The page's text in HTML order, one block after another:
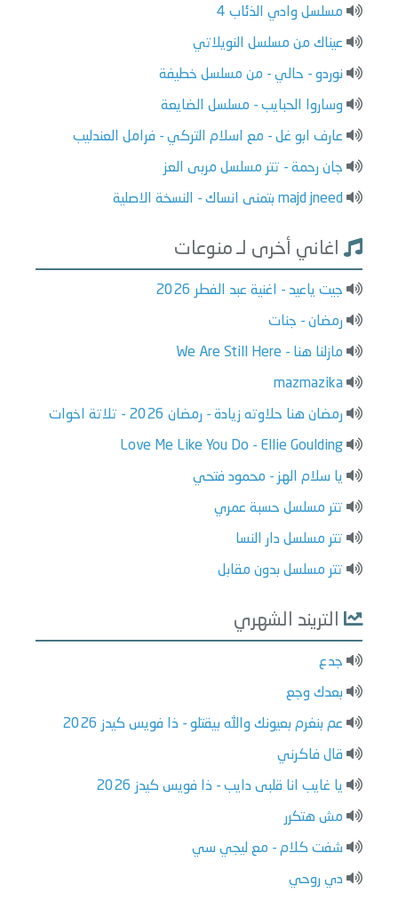
مسلسل وادي الذئاب 4
عيناك من مسلسل النويلاتي
نوردو - حالي - من مسلسل خطيفة
وساروا الحبايب - مسلسل الضايعة
عارف ابو غل - مع اسلام التركي - فرامل العندليب
جان رحمة - تتر مسلسل مربى العز
majd jneed بتمنى انساك - النسخة الاصلية
اغاني أخرى لـ منوعات
جيت ياعيد - اغنية عبد الفطر 2026
رمضان - جنات
مازلنا هنا - We Are Still Here
mazmazika
رمضان هنا حلاوته زيادة - رمضان 2026 - تلاتة اخوات
Love Me Like You Do - Ellie Goulding
يا سلام الهز - محمود فتحي
تتر مسلسل حسبة عمري
تتر مسلسل دار النسا
تتر مسلسل بدون مقابل
التريند الشهري
جدع
بعدك وجع
عم بنغرم بعيونك والله بيقتلو - ذا فويس كيدز 2026
قال فاكرني
يا غايب انا قلبى دايب - ذا فويس كيدز 2026
مش هتكرر
شفت كلام - مع ليجي سي
دي روحي